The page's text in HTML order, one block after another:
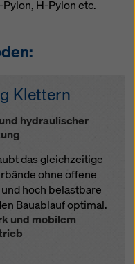
H-Pylon etc.
Klettern
hydraulischer
das gleichzeitige
ohne offene
hoch belastbare
Bauablauf optimal.
und mobilem
. Wir bieten Ihnen
auszuwählen